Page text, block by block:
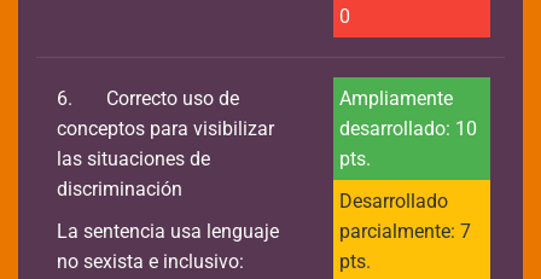
0
6. Correcto uso de
conceptos para visibilizar
las situaciones de
discriminación
La sentencia usa lenguaje
no sexista e inclusivo:
Ampliamente
desarrollado: 10
pts.
Desarrollado
parcialmente: 7
pts.